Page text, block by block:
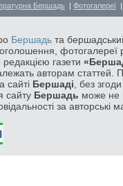
Бершадь | Фотогалереї
Бершадь та
фотогалереї
редакцією газети
авторам статтей.
сайті Бершаді , без
сайту Бершадь може не
за авторські